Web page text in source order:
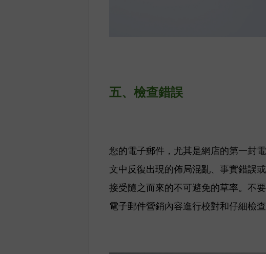
五、 檢查錯誤
您的電子郵件，尤其是網店的第一封
文中反復出現的佈局混亂、事實錯誤
接受隨之而來的不可避免的草率。 不
電子郵件營銷內容進行校對和仔細檢查